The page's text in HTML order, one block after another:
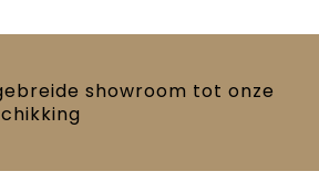
showroom tot onze